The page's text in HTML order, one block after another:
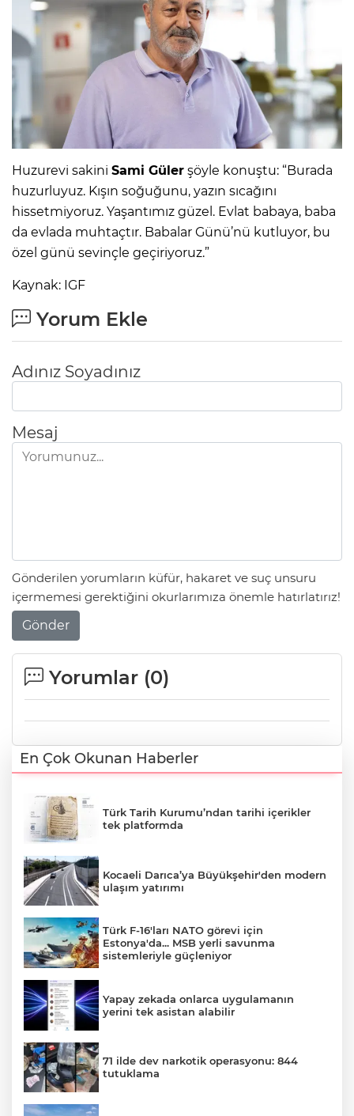
Huzurevi sakini Sami Güler şöyle konuştu: “Burada
huzurluyuz. Kışın soğuğunu, yazın sıcağını
hissetmiyoruz. Yaşantımız güzel. Evlat babaya, baba
da evlada muhtaçtır. Babalar Günü’nü kutluyor, bu
özel günü sevinçle geçiriyoruz.”
Kaynak: IGF
Yorum Ekle
Adınız Soyadınız
Mesaj
Gönderilen yorumların küfür, hakaret ve suç unsuru
içermemesi gerektiğini okurlarımıza önemle hatırlatırız!
Gönder
Yorumlar (0)
En Çok Okunan Haberler
Türk Tarih Kurumu’ndan tarihi içerikler
tek platformda
Kocaeli Darıca’ya Büyükşehir'den modern
ulaşım yatırımı
Türk F-16'ları NATO görevi için
Estonya'da... MSB yerli savunma
sistemleriyle güçleniyor
Yapay zekada onlarca uygulamanın
yerini tek asistan alabilir
71 ilde dev narkotik operasyonu: 844
tutuklama